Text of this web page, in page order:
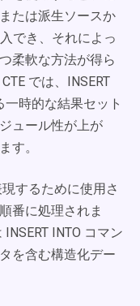
たは派生ソースか
でき、それによっ
柔軟な方法が得ら
では、INSERT
時的な結果セット
ュール性が上が
す。
するために使用さ
番に処理されま
INTO コマン
を含む構造化デー